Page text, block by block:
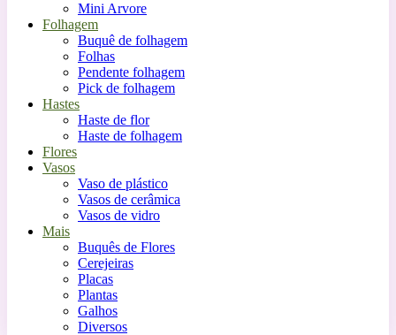
Mini Arvore
Folhagem
Buquê de folhagem
Folhas
Pendente folhagem
Pick de folhagem
Hastes
Haste de flor
Haste de folhagem
Flores
Vasos
Vaso de plástico
Vasos de cerâmica
Vasos de vidro
Mais
Buquês de Flores
Cerejeiras
Placas
Plantas
Galhos
Diversos